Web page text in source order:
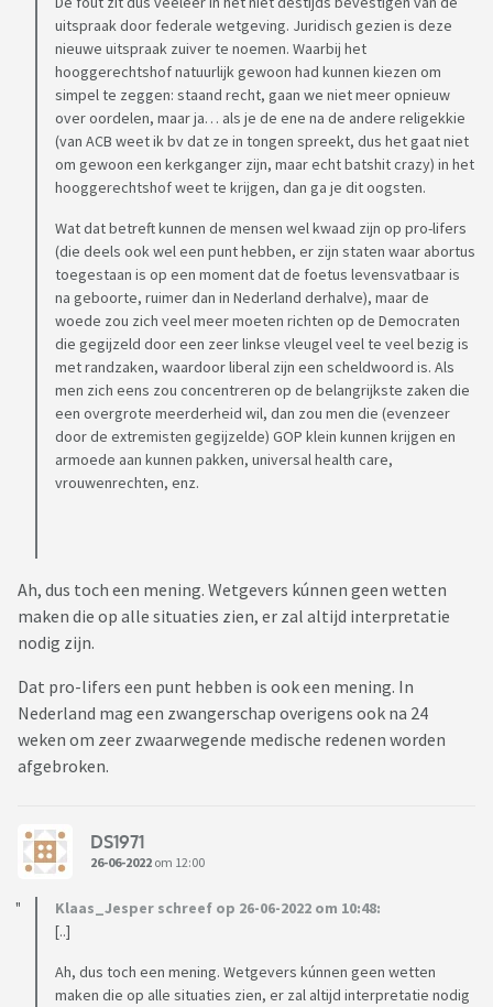
uitspraak door federale wetgeving. Juridisch gezien is deze
nieuwe uitspraak zuiver te noemen. Waarbij het
hooggerechtshof natuurlijk gewoon had kunnen kiezen om
simpel te zeggen: staand recht, gaan we niet meer opnieuw
over oordelen, maar ja… als je de ene na de andere religekkie
(van ACB weet ik bv dat ze in tongen spreekt, dus het gaat niet
om gewoon een kerkganger zijn, maar echt batshit crazy) in het
hooggerechtshof weet te krijgen, dan ga je dit oogsten.
Wat dat betreft kunnen de mensen wel kwaad zijn op pro-lifers
(die deels ook wel een punt hebben, er zijn staten waar abortus
toegestaan is op een moment dat de foetus levensvatbaar is
na geboorte, ruimer dan in Nederland derhalve), maar de
woede zou zich veel meer moeten richten op de Democraten
die gegijzeld door een zeer linkse vleugel veel te veel bezig is
met randzaken, waardoor liberal zijn een scheldwoord is. Als
men zich eens zou concentreren op de belangrijkste zaken die
een overgrote meerderheid wil, dan zou men die (evenzeer
door de extremisten gegijzelde) GOP klein kunnen krijgen en
armoede aan kunnen pakken, universal health care,
vrouwenrechten, enz.
Ah, dus toch een mening. Wetgevers kúnnen geen wetten
maken die op alle situaties zien, er zal altijd interpretatie
nodig zijn.
Dat pro-lifers een punt hebben is ook een mening. In
Nederland mag een zwangerschap overigens ook na 24
weken om zeer zwaarwegende medische redenen worden
afgebroken.
DS1971
26-06-2022 om 12:00
Klaas_Jesper schreef op 26-06-2022 om 10:48:
[..]
Ah, dus toch een mening. Wetgevers kúnnen geen wetten
maken die op alle situaties zien, er zal altijd interpretatie nodig